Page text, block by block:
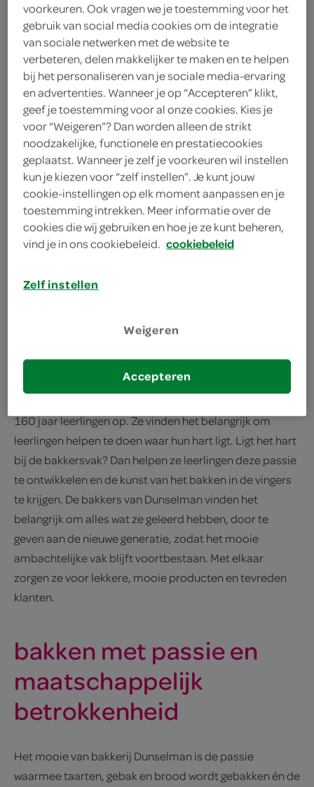
bakkerij Dunselman: een
echt familiebedrijf
Dat bakkerij Dunselman een echt familiebedrijf is
bewijst Peter Jr. wel, hij is nu toegetreden tot het
managementteam van de bakkerij. Zonen Stef en Barry
volgen het bedrijf op een afstand. De bakkerij heeft
altijd een belangrijke rol gespeeld in het gezin. Naast
hard werken in de bakkerij houdt het gezin echt van
gezelligheid, ze genieten regelmatig met elkaar van een
hapje en een drankje. Die positieve energie proef je in de
het bakker leerbedrijf
voor de nieuwe generatie
160 jaar leerlingen op. Ze vinden het belangrijk om
leerlingen helpen te doen waar hun hart ligt. Ligt het hart
bij de bakkersvak? Dan helpen ze leerlingen deze passie
te ontwikkelen en de kunst van het bakken in de vingers
te krijgen. De bakkers van Dunselman vinden het
belangrijk om alles wat ze geleerd hebben, door te
geven aan de nieuwe generatie, zodat het mooie
ambachtelijke vak blijft voortbestaan. Met elkaar
zorgen ze voor lekkere, mooie producten en tevreden
klanten.
bakken met passie en
maatschappelijk
betrokkenheid
Het mooie van bakkerij Dunselman is de passie
waarmee taarten, gebak en brood wordt gebakken én de
voorkeuren. Ook vragen we je toestemming voor het
gebruik van social media cookies om de integratie
van sociale netwerken met de website te
verbeteren, delen makkelijker te maken en te helpen
bij het personaliseren van je sociale media-ervaring
en advertenties. Wanneer je op “Accepteren” klikt,
geef je toestemming voor al onze cookies. Kies je
voor “Weigeren”? Dan worden alleen de strikt
noodzakelijke, functionele en prestatiecookies
geplaatst. Wanneer je zelf je voorkeuren wil instellen
kun je kiezen voor “zelf instellen”. Je kunt jouw
cookie-instellingen op elk moment aanpassen en je
toestemming intrekken. Meer informatie over de
cookies die wij gebruiken en hoe je ze kunt beheren,
vind je in ons cookiebeleid. cookiebeleid
Zelf instellen
Weigeren
Accepteren